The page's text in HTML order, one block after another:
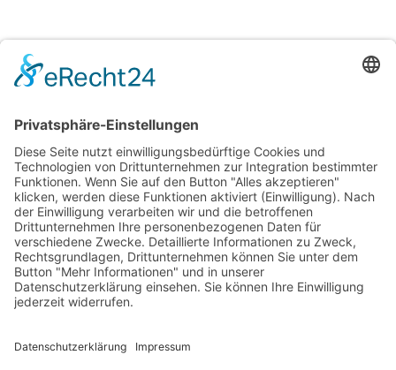
 Rufnummer
07852 4889962
 Email
info@suran-elektronik.de